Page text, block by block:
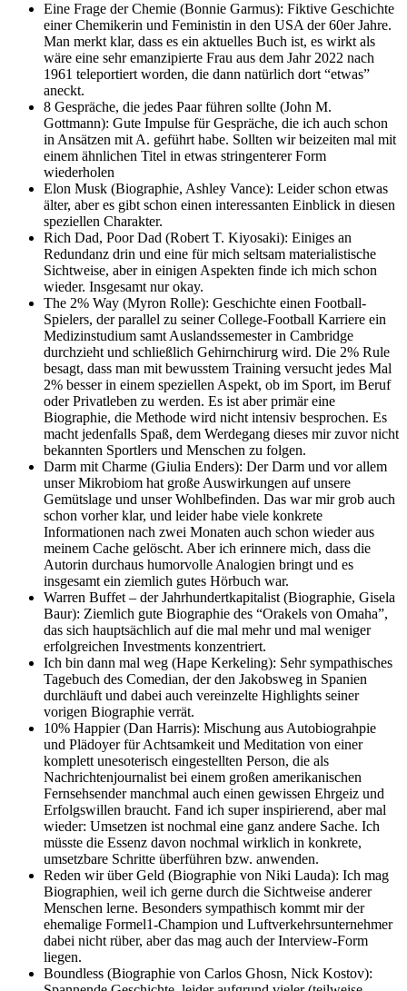
Eine Frage der Chemie (Bonnie Garmus): Fiktive Geschichte
einer Chemikerin und Feministin in den USA der 60er Jahre.
Man merkt klar, dass es ein aktuelles Buch ist, es wirkt als
wäre eine sehr emanzipierte Frau aus dem Jahr 2022 nach
1961 teleportiert worden, die dann natürlich dort “etwas”
aneckt.
8 Gespräche, die jedes Paar führen sollte (John M.
Gottmann): Gute Impulse für Gespräche, die ich auch schon
in Ansätzen mit A. geführt habe. Sollten wir beizeiten mal mit
einem ähnlichen Titel in etwas stringenterer Form
wiederholen
Elon Musk (Biographie, Ashley Vance): Leider schon etwas
älter, aber es gibt schon einen interessanten Einblick in diesen
speziellen Charakter.
Rich Dad, Poor Dad (Robert T. Kiyosaki): Einiges an
Redundanz drin und eine für mich seltsam materialistische
Sichtweise, aber in einigen Aspekten finde ich mich schon
wieder. Insgesamt nur okay.
The 2% Way (Myron Rolle): Geschichte einen Football-
Spielers, der parallel zu seiner College-Football Karriere ein
Medizinstudium samt Auslandssemester in Cambridge
durchzieht und schließlich Gehirnchirurg wird. Die 2% Rule
besagt, dass man mit bewusstem Training versucht jedes Mal
2% besser in einem speziellen Aspekt, ob im Sport, im Beruf
oder Privatleben zu werden. Es ist aber primär eine
Biographie, die Methode wird nicht intensiv besprochen. Es
macht jedenfalls Spaß, dem Werdegang dieses mir zuvor nicht
bekannten Sportlers und Menschen zu folgen.
Darm mit Charme (Giulia Enders): Der Darm und vor allem
unser Mikrobiom hat große Auswirkungen auf unsere
Gemütslage und unser Wohlbefinden. Das war mir grob auch
schon vorher klar, und leider habe viele konkrete
Informationen nach zwei Monaten auch schon wieder aus
meinem Cache gelöscht. Aber ich erinnere mich, dass die
Autorin durchaus humorvolle Analogien bringt und es
insgesamt ein ziemlich gutes Hörbuch war.
Warren Buffet – der Jahrhundertkapitalist (Biographie, Gisela
Baur): Ziemlich gute Biographie des “Orakels von Omaha”,
das sich hauptsächlich auf die mal mehr und mal weniger
erfolgreichen Investments konzentriert.
Ich bin dann mal weg (Hape Kerkeling): Sehr sympathisches
Tagebuch des Comedian, der den Jakobsweg in Spanien
durchläuft und dabei auch vereinzelte Highlights seiner
vorigen Biographie verrät.
10% Happier (Dan Harris): Mischung aus Autobiograhpie
und Plädoyer für Achtsamkeit und Meditation von einer
komplett unesoterisch eingestellten Person, die als
Nachrichtenjournalist bei einem großen amerikanischen
Fernsehsender manchmal auch einen gewissen Ehrgeiz und
Erfolgswillen braucht. Fand ich super inspirierend, aber mal
wieder: Umsetzen ist nochmal eine ganz andere Sache. Ich
müsste die Essenz davon nochmal wirklich in konkrete,
umsetzbare Schritte überführen bzw. anwenden.
Reden wir über Geld (Biographie von Niki Lauda): Ich mag
Biographien, weil ich gerne durch die Sichtweise anderer
Menschen lerne. Besonders sympathisch kommt mir der
ehemalige Formel1-Champion und Luftverkehrsunternehmer
dabei nicht rüber, aber das mag auch der Interview-Form
liegen.
Boundless (Biographie von Carlos Ghosn, Nick Kostov):